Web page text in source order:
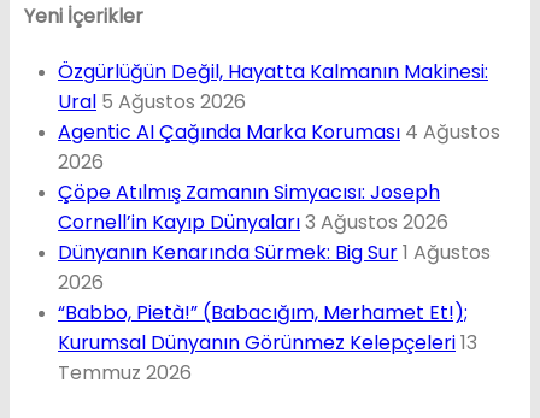
Yeni İçerikler
Özgürlüğün Değil, Hayatta Kalmanın Makinesi:
Ural 5 Ağustos 2026
Agentic AI Çağında Marka Koruması 4 Ağustos
2026
Çöpe Atılmış Zamanın Simyacısı: Joseph
Cornell’in Kayıp Dünyaları3 Ağustos 2026
Dünyanın Kenarında Sürmek: Big Sur1 Ağustos
2026
“Babbo, Pietà!” (Babacığım, Merhamet Et!);
Kurumsal Dünyanın Görünmez Kelepçeleri13
Temmuz 2026